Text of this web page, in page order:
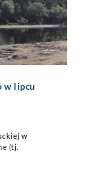
w lipcu
w
(tj.